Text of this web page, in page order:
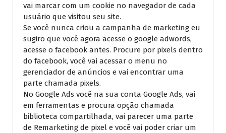
vai marcar com um cookie no navegador de cada
usuário que visitou seu site.
Se você nunca criou a campanha de marketing eu
sugiro que você agora acesse o google adwords,
acesse o facebook antes. Procure por pixels dentro
do facebook, você vai acessar o menu no
gerenciador de anúncios e vai encontrar uma
parte chamada pixels.
No Google Ads você na sua conta Google Ads, vai
em ferramentas e procura opção chamada
biblioteca compartilhada, vai parecer uma parte
de Remarketing de pixel e você vai poder criar um